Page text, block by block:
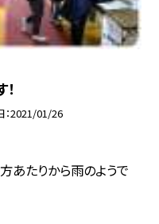
2021/01/26
あたりから雨のようで